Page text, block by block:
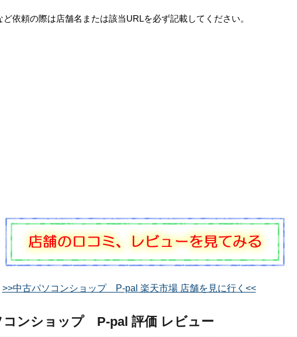
依頼の際は店舗名または該当URLを必ず記載してください。
>>中古パソコンショップ P-pal 楽天市場 店舗を見に行く<<
コンショップ P-pal 評価 レビュー